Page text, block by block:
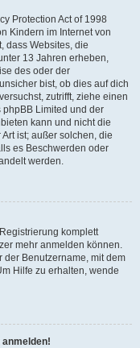
Protection Act of 1998
Kindern im Internet von
dass Websites, die
13 Jahren erheben,
des oder der
bist, ob dies auf dich
zutrifft, ziehe einen
phpBB Limited und der
kann und nicht die
ist; außer solchen, die
es Beschwerden oder
werden.
komplett
mehr anmelden können.
der Benutzername, mit dem
Hilfe zu erhalten, wende